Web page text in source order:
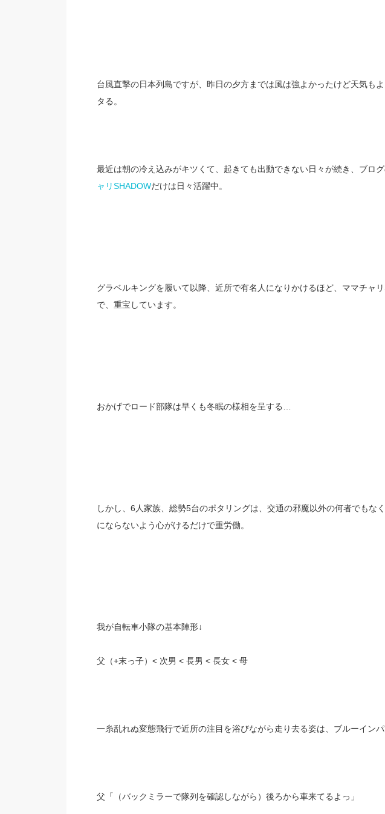
台風直撃の日本列島ですが、昨日の夕方までは風は強よかったけど天気も
タる。
最近は朝の冷え込みがキツくて、起きても出動できない日々が続き、ブログ
ャリSHADOWだけは日々活躍中。
グラベルキングを履いて以降、近所で有名人になりかけるほど、ママチャ
で、重宝しています。
おかげでロード部隊は早くも冬眠の様相を呈する…
しかし、6人家族、総勢5台のポタリングは、交通の邪魔以外の何者でもな
にならないよう心がけるだけで重労働。
我が自転車小隊の基本陣形↓
父（+末っ子）< 次男 < 長男 < 長女 < 母
一糸乱れぬ変態飛行で近所の注目を浴びながら走り去る姿は、ブルーインパ
父「（バックミラーで隊列を確認しながら）後ろから車来てるよっ」